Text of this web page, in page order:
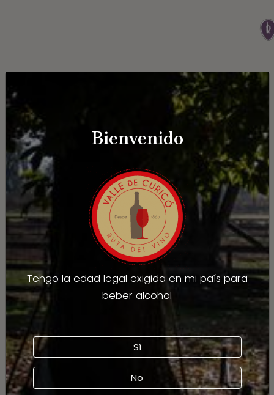
Bienvenido
Tengo la edad legal exigida en mi país para
beber alcohol
Sí
No
Viña Correa Albano
SANTA ROSA SAGRADA FAMILIA, Sagrada
Familia, Chile
¿Cómo llegar?
Ver detalle